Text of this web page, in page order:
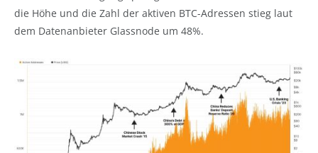
die Höhe und die Zahl der aktiven BTC-Adressen stieg laut
dem Datenanbieter Glassnode um 48%.